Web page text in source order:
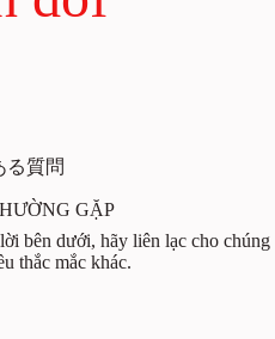
る質問
GẶP
bên dưới, hãy liên lạc cho chúng
thắc mắc khác.